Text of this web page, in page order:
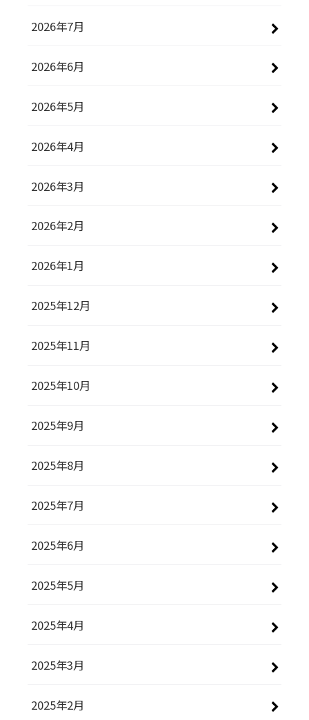
2026年7月
2026年6月
2026年5月
2026年4月
2026年3月
2026年2月
2026年1月
2025年12月
2025年11月
2025年10月
2025年9月
2025年8月
2025年7月
2025年6月
2025年5月
2025年4月
2025年3月
2025年2月